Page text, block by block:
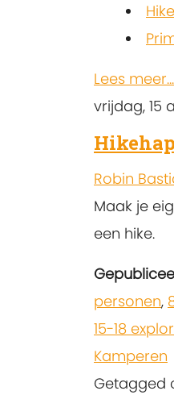
Lees meer...
vrijdag, 15
Robin
Maak je
een hike.
personen,
15-18
Kamperen
Getagged